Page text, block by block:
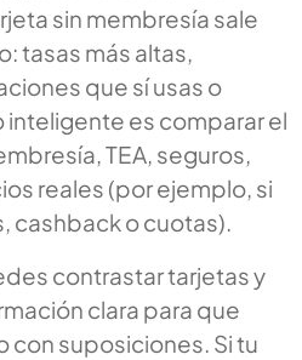
sin membresía sale
tasas más altas,
que sí usas o
es comparar el
TEA, seguros,
reales (por ejemplo, si
cashback o cuotas).
contrastar tarjetas y
clara para que
con suposiciones. Si tu